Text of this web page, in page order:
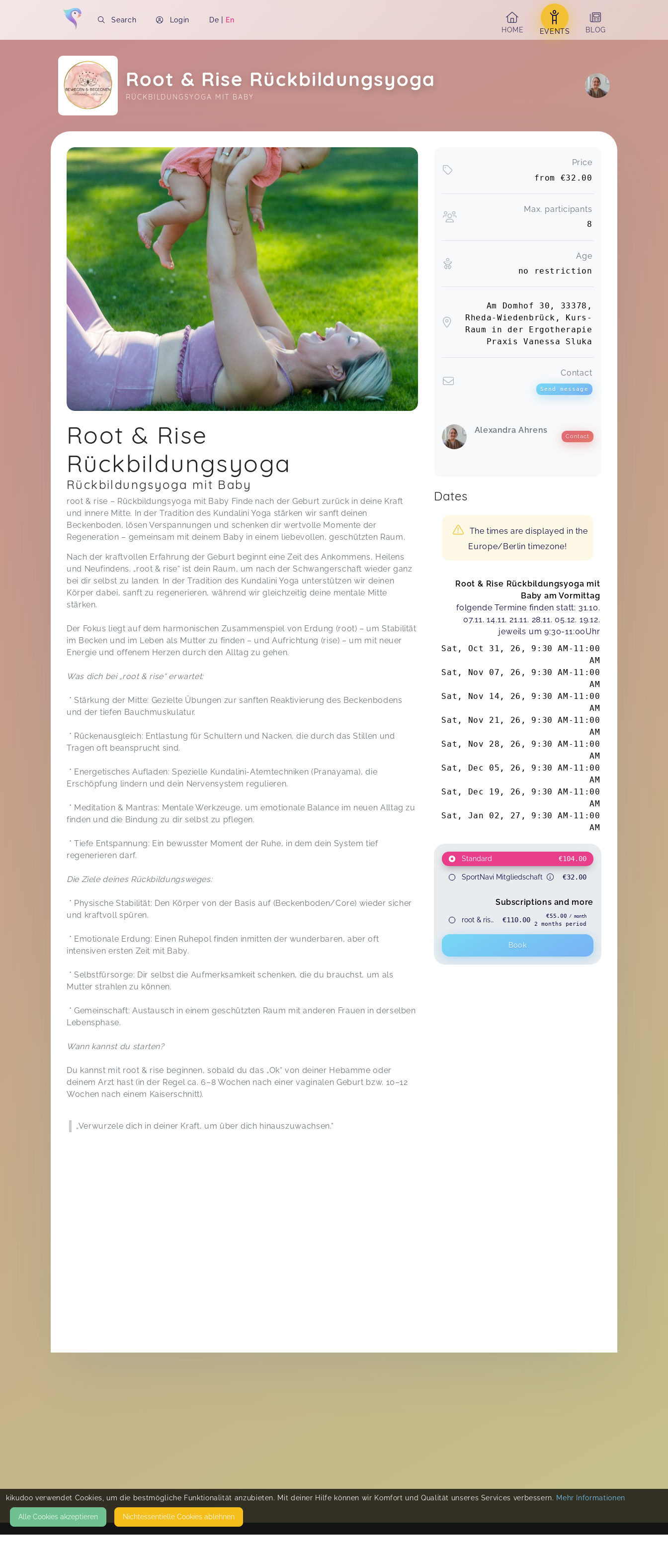
Search Login De | En
HOME
EVENTS BLOG
Root & Rise Rückbildungsyoga
RÜCKBILDUNGSYOGA MIT BABY
Soon you will learn more about me here...
Root & Rise
Rückbildungsyoga
Rückbildungsyoga mit Baby
root & rise – Rückbildungsyoga mit Baby Finde nach der Geburt zurück in deine Kraft
und innere Mitte. In der Tradition des Kundalini Yoga stärken wir sanft deinen
Beckenboden, lösen Verspannungen und schenken dir wertvolle Momente der
Regeneration – gemeinsam mit deinem Baby in einem liebevollen, geschützten Raum.
Nach der kraftvollen Erfahrung der Geburt beginnt eine Zeit des Ankommens, Heilens
und Neufindens. „root & rise“ ist dein Raum, um nach der Schwangerschaft wieder ganz
bei dir selbst zu landen. In der Tradition des Kundalini Yoga unterstützen wir deinen
Körper dabei, sanft zu regenerieren, während wir gleichzeitig deine mentale Mitte
stärken.
Der Fokus liegt auf dem harmonischen Zusammenspiel von Erdung (root) – um Stabilität
im Becken und im Leben als Mutter zu finden – und Aufrichtung (rise) – um mit neuer
Energie und offenem Herzen durch den Alltag zu gehen.
Was dich bei „root & rise“ erwartet:
* Stärkung der Mitte: Gezielte Übungen zur sanften Reaktivierung des Beckenbodens
und der tiefen Bauchmuskulatur.
* Rückenausgleich: Entlastung für Schultern und Nacken, die durch das Stillen und
Tragen oft beansprucht sind.
* Energetisches Aufladen: Spezielle Kundalini-Atemtechniken (Pranayama), die
Erschöpfung lindern und dein Nervensystem regulieren.
* Meditation & Mantras: Mentale Werkzeuge, um emotionale Balance im neuen Alltag zu
finden und die Bindung zu dir selbst zu pflegen.
* Tiefe Entspannung: Ein bewusster Moment der Ruhe, in dem dein System tief
regenerieren darf.
Die Ziele deines Rückbildungsweges:
* Physische Stabilität: Den Körper von der Basis auf (Beckenboden/Core) wieder sicher
und kraftvoll spüren.
* Emotionale Erdung: Einen Ruhepol finden inmitten der wunderbaren, aber oft
intensiven ersten Zeit mit Baby.
* Selbstfürsorge: Dir selbst die Aufmerksamkeit schenken, die du brauchst, um als
Mutter strahlen zu können.
* Gemeinschaft: Austausch in einem geschützten Raum mit anderen Frauen in derselben
Lebensphase.
Wann kannst du starten?
Du kannst mit root & rise beginnen, sobald du das „Ok“ von deiner Hebamme oder
deinem Arzt hast (in der Regel ca. 6–8 Wochen nach einer vaginalen Geburt bzw. 10–12
Wochen nach einem Kaiserschnitt).
„Verwurzele dich in deiner Kraft, um über dich hinauszuwachsen.“
Price
from €32.00
Max. participants
8
Age
no restriction
Am Domhof 30, 33378,
Rheda-Wiedenbrück, Kurs-
Raum in der Ergotherapie
Praxis Vanessa Sluka
Contact
Send message
Alexandra Ahrens
Contact
Dates
The times are displayed in the
Europe/Berlin timezone!
Root & Rise Rückbildungsyoga mit
Baby am Vormittag
folgende Termine finden statt: 31.10.
07.11. 14.11. 21.11. 28.11. 05.12. 19.12.
jeweils um 9:30-11:00Uhr
Sat, Oct 31, 26 , 9:30 AM - 11:00
AM
Sat, Nov 07, 26 , 9:30 AM - 11:00
AM
Sat, Nov 14, 26 , 9:30 AM - 11:00
AM
Sat, Nov 21, 26 , 9:30 AM - 11:00
AM
Sat, Nov 28, 26 , 9:30 AM - 11:00
AM
Sat, Dec 05, 26 , 9:30 AM - 11:00
AM
Sat, Dec 19, 26 , 9:30 AM - 11:00
AM
Sat, Jan 02, 27 , 9:30 AM - 11:00
AM
Standard €104.00
SportNavi Mitgliedschaft €32.00
Subscriptions and more
root & rise Rückbildungsyoga Präsenz
€110.00 €55.00 / month
2 months period
Book
kikudoo verwendet Cookies, um die bestmögliche Funktionalität anzubieten. Mit deiner Hilfe können wir Komfort und Qualität unseres Services verbessern. Mehr Informationen
Alle Cookies akzeptieren Nicht­essentielle Cookies ablehnen